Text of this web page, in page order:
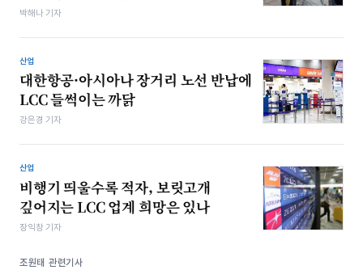
박해나 기자
산업
대한항공·아시아나 장거리 노선 반납에
LCC 들썩이는 까닭
강은경 기자
산업
비행기 띄울수록 적자, 보릿고개
깊어지는 LCC 업계 희망은 있나
장익창 기자
조원태 관련기사